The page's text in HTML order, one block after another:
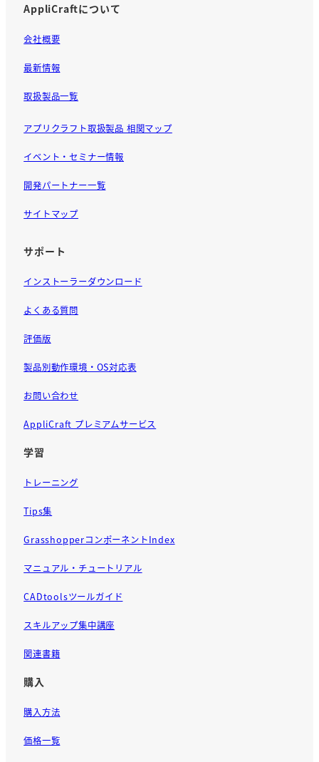
AppliCraftについて
会社概要
最新情報
取扱製品一覧
アプリクラフト取扱製品 相関マップ
イベント・セミナー情報
開発パートナー一覧
サイトマップ
サポート
インストーラーダウンロード
よくある質問
評価版
製品別動作環境・OS対応表
お問い合わせ
AppliCraft プレミアムサービス
学習
トレーニング
Tips集
GrasshopperコンポーネントIndex
マニュアル・チュートリアル
CADtoolsツールガイド
スキルアップ集中講座
関連書籍
購入
購入方法
価格一覧